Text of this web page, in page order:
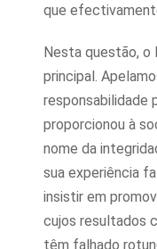
que
Nesta questão, o
principal.
responsabilidade
proporcionou à
nome da
sua experiência
insistir em
cujos resultados
têm falhado